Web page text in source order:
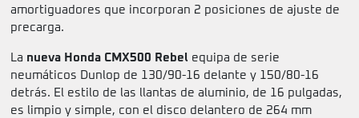
amortiguadores que incorporan 2 posiciones de ajuste de
precarga.
La nueva Honda CMX500 Rebel equipa de serie
neumáticos Dunlop de 130/90-16 delante y 150/80-16
detrás. El estilo de las llantas de aluminio, de 16 pulgadas,
es limpio y simple, con el disco delantero de 264 mm